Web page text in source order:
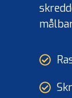
B2B